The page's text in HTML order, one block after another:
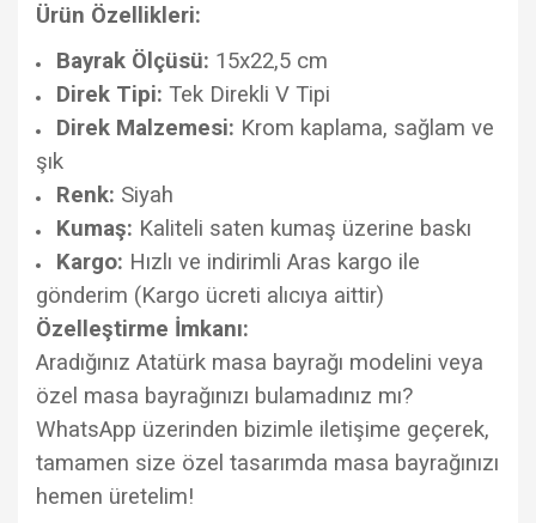
Ürün Özellikleri:
Bayrak Ölçüsü: 15x22,5 cm
Direk Tipi: Tek Direkli V Tipi
Direk Malzemesi: Krom kaplama, sağlam ve
şık
Renk: Siyah
Kumaş: Kaliteli saten kumaş üzerine baskı
Kargo: Hızlı ve indirimli Aras kargo ile
gönderim (Kargo ücreti alıcıya aittir)
Özelleştirme İmkanı:
Aradığınız Atatürk masa bayrağı modelini veya
özel masa bayrağınızı bulamadınız mı?
WhatsApp üzerinden bizimle iletişime geçerek,
tamamen size özel tasarımda masa bayrağınızı
hemen üretelim!